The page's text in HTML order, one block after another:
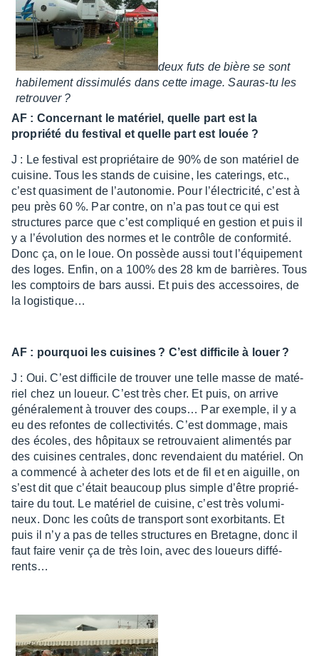
deux futs de bière se sont
habi­le­ment dissi­mu­lés dans cette image. Sauras-tu les
retrou­ver ?
AF : Concer­nant le maté­riel, quelle part est la
propriété du festi­val et quelle part est louée ?
J : Le festi­val est proprié­taire de 90% de son maté­riel de
cuisine. Tous les stands de cuisine, les cate­rings, etc.,
c’est quasi­ment de l’au­to­no­mie. Pour l’élec­tri­cité, c’est à
peu près 60 %. Par contre, on n’a pas tout ce qui est
struc­tures parce que c’est compliqué en gestion et puis il
y a l’évo­lu­tion des normes et le contrôle de confor­mité.
Donc ça, on le loue. On possède aussi tout l’équi­pe­ment
des loges. Enfin, on a 100% des 28 km de barrières. Tous
les comp­toirs de bars aussi. Et puis des acces­soires, de
la logis­tique…
AF : pourquoi les cuisines ? C’est diffi­cile à louer ?
J : Oui. C’est diffi­cile de trou­ver une telle masse de maté­
riel chez un loueur. C’est très cher. Et puis, on arrive
géné­ra­le­ment à trou­ver des coups… Par exemple, il y a
eu des refontes de collec­ti­vi­tés. C’est dommage, mais
des écoles, des hôpi­taux se retrou­vaient alimen­tés par
des cuisines centrales, donc reven­daient du maté­riel. On
a commencé à ache­ter des lots et de fil et en aiguille, on
s’est dit que c’était beau­coup plus simple d’être proprié­
taire du tout. Le maté­riel de cuisine, c’est très volu­mi­
neux. Donc les coûts de trans­port sont exor­bi­tants. Et
puis il n’y a pas de telles struc­tures en Bretagne, donc il
faut faire venir ça de très loin, avec des loueurs diffé­
rents…